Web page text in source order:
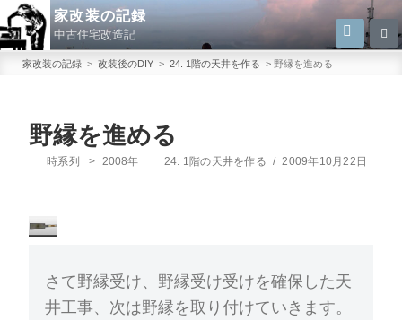
コ
ン
家改装の記録
中古住宅改造記
検
索:
検
索
家改装の記録 > 改装後のDIY > 24. 1階の天井を作る > 野縁を進める
野縁を進める
時系列 > 2008年
カ
24. 1階の天井を作る /投2009年10月22日
さて野縁受け、野縁受け受けを確保した天
井工事、次は野縁を取り付けていきます。